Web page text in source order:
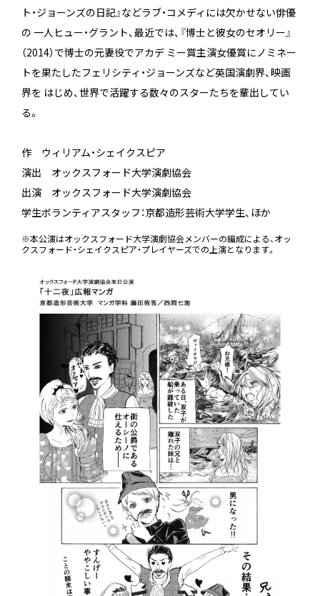
ト・ジョーンズの日記』などラブ・コメディには欠かせない俳優
の 一人ヒュー・グラント、最近では、『博士と彼女のセオリー』
（2014）で博士の元妻役でアカデ ミー賞主演女優賞にノミネー
トを果たしたフェリシティ・ジョーンズなど英国演劇界、映画
界を はじめ、世界で活躍する数々のスターたちを輩出してい
る。
作 ウィリアム・シェイクスピア
演出 オックスフォード大学演劇協会
出演 オックスフォード大学演劇協会
学生ボランティアスタッフ：京都造形芸術大学学生、ほか
※本公演はオックスフォード大学演劇協会メンバーの編成による、オッ
クスフォード・シェイクスピア・プレイヤーズでの上演となります。